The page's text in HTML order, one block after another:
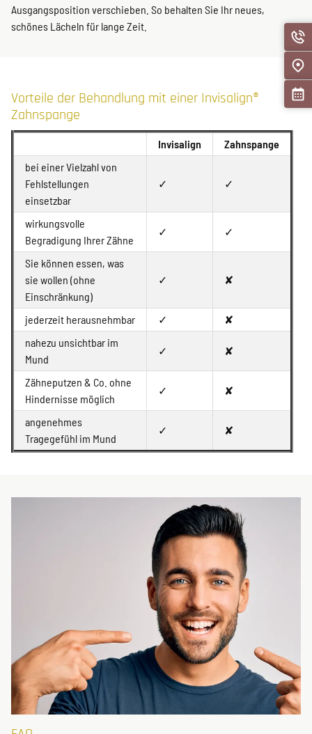
Ausgangsposition verschieben. So behalten Sie Ihr neues,
schönes Lächeln für lange Zeit.
Vorteile der Behandlung mit einer Invisalign®
Zahnspange
Invisalign
Zahnspange
bei einer Vielzahl von
Fehlstellungen
einsetzbar
✓ ✓
wirkungsvolle
Begradigung Ihrer Zähne
✓ ✓
Sie können essen, was
sie wollen (ohne
Einschränkung)
✓ ✘
jederzeit herausnehmbar ✓
✘
nahezu unsichtbar im
Mund
✓ ✘
Zähneputzen & Co. ohne
Hindernisse möglich
✓ ✘
angenehmes
Tragegefühl im Mund
✓ ✘